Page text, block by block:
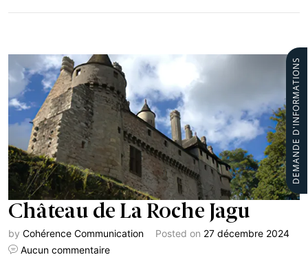
Château de La Roche Jagu
by Cohérence Communication Posted on 27 décembre 2024
Aucun commentaire
DEMANDE D'INFORMATIONS